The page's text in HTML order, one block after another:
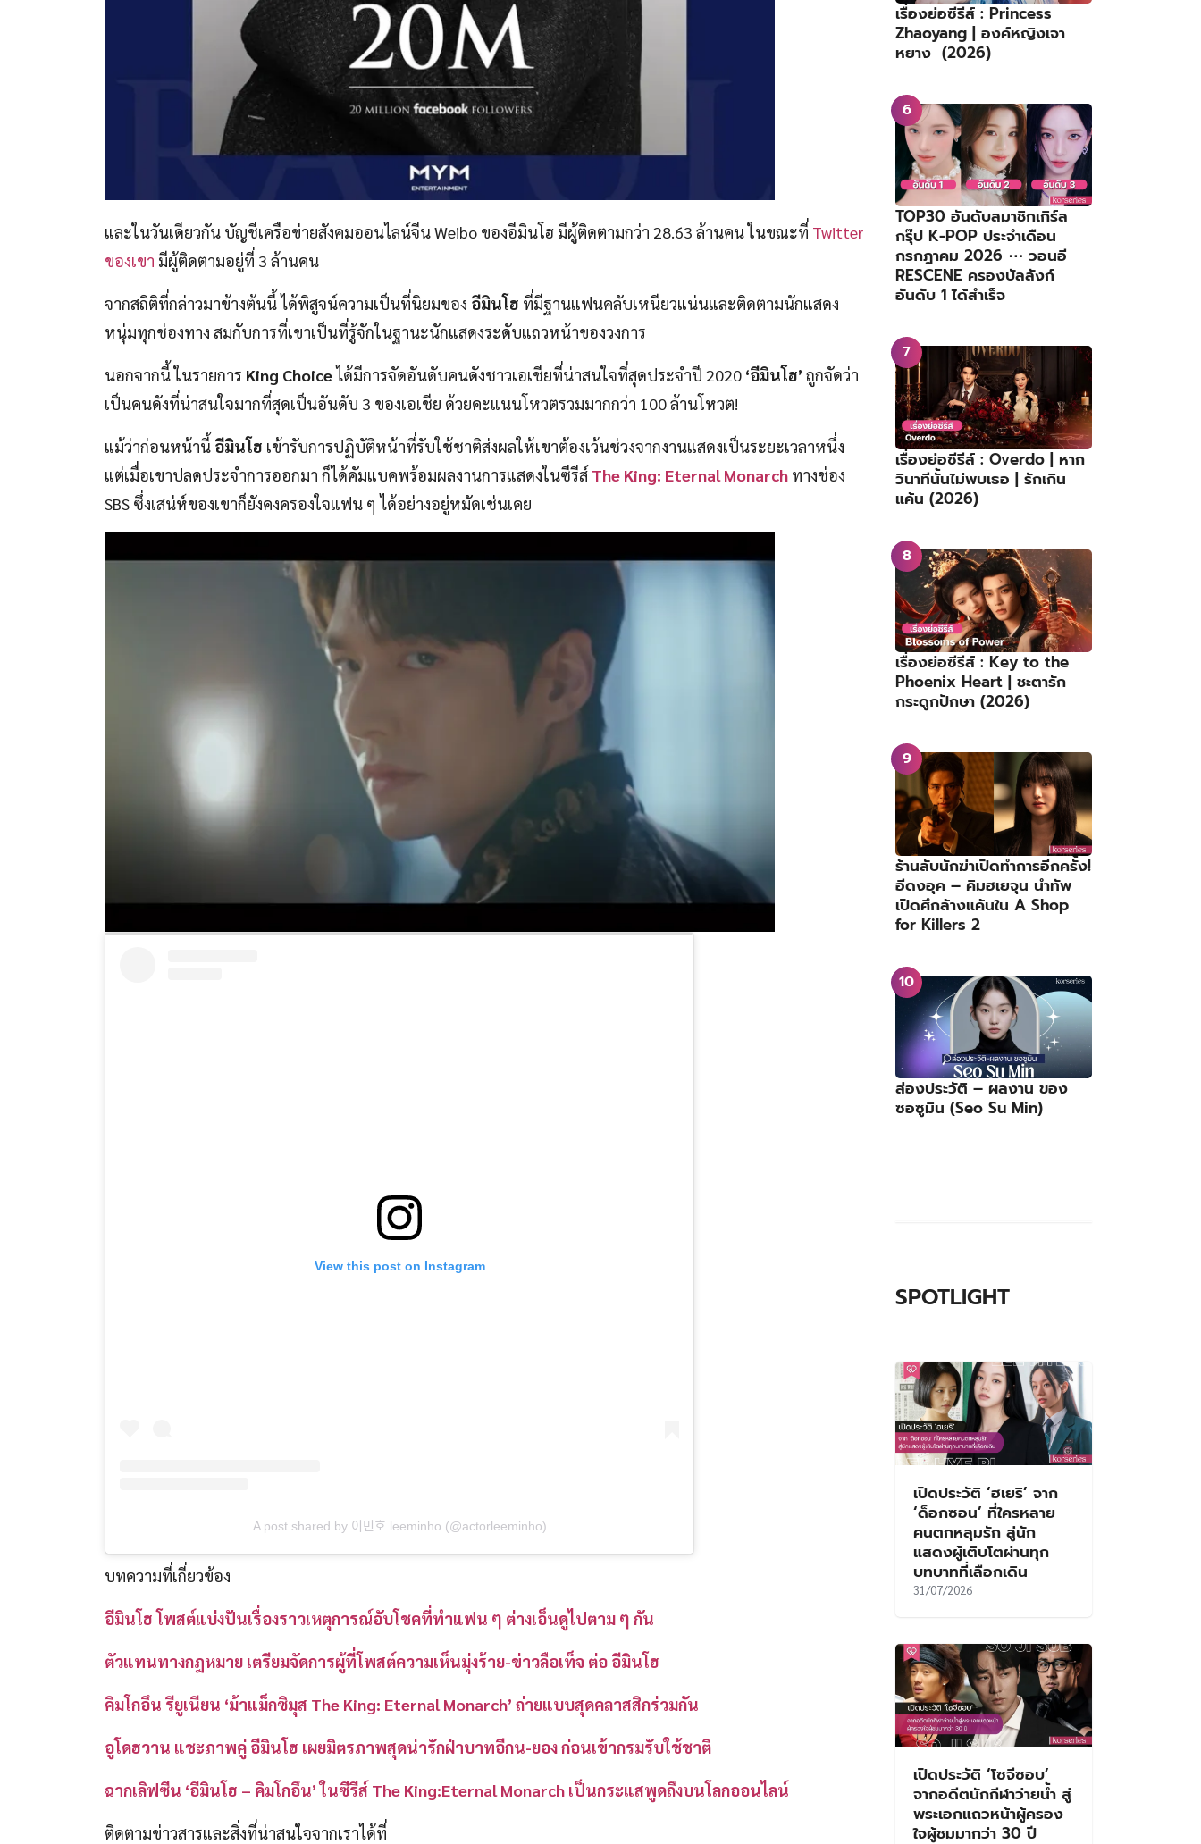
และในวันเดียวกัน บัญชีเครือข่ายสังคมออนไลน์จีน Weibo ของอีมินโฮ มีผู้ติดตามกว่า 28.63 ล้านคน ในขณะที่ Twitter
ของเขา มีผู้ติดตามอยู่ที่ 3 ล้านคน
จากสถิติที่กล่าวมาข้างต้นนี้ ได้พิสูจน์ความเป็นที่นิยมของ อีมินโฮ ที่มีฐานแฟนคลับเหนียวแน่นและติดตามนักแสดง
หนุ่มทุกช่องทาง สมกับการที่เขาเป็นที่รู้จักในฐานะนักแสดงระดับแถวหน้าของวงการ
นอกจากนี้ ในรายการ King Choiceได้มีการจัดอันดับคนดังชาวเอเชียที่น่าสนใจที่สุดประจำปี 2020 ‘อีมินโฮ’ ถูกจัดว่า
เป็นคนดังที่น่าสนใจมากที่สุดเป็นอันดับ 3 ของเอเชีย ด้วยคะแนนโหวตรวมมากกว่า 100 ล้านโหวต!
แม้ว่าก่อนหน้านี้ อีมินโฮ เข้ารับการปฏิบัติหน้าที่รับใช้ชาติส่งผลให้เขาต้องเว้นช่วงจากงานแสดงเป็นระยะเวลาหนึ่ง
แต่เมื่อเขาปลดประจำการออกมา ก็ได้คัมแบคพร้อมผลงานการแสดงในซีรีส์ The King: Eternal Monarch ทางช่อง
SBS ซึ่งเสน่ห์ของเขาก็ยังคงครองใจแฟน ๆ ได้อย่างอยู่หมัดเช่นเคย
View this post on Instagram
A post shared by 이민호 leeminho (@actorleeminho)
บทความที่เกี่ยวข้อง
อีมินโฮ โพสต์แบ่งปันเรื่องราวเหตุการณ์อับโชคที่ทำแฟน ๆ ต่างเอ็นดูไปตาม ๆ กัน
ตัวแทนทางกฎหมาย เตรียมจัดการผู้ที่โพสต์ความเห็นมุ่งร้าย-ข่าวลือเท็จ ต่อ อีมินโฮ
คิมโกอึน รียูเนียน ‘ม้าแม็กซิมุส The King: Eternal Monarch’ ถ่ายแบบสุดคลาสสิกร่วมกัน
อูโดฮวาน แชะภาพคู่ อีมินโฮ เผยมิตรภาพสุดน่ารักฝ่าบาทอีกน-ยอง ก่อนเข้ากรมรับใช้ชาติ
ฉากเลิฟซีน ‘อีมินโฮ – คิมโกอึน’ ในซีรีส์ The King:Eternal Monarch เป็นกระแสพูดถึงบนโลกออนไลน์
ติดตามข่าวสารและสิ่งที่น่าสนใจจากเราได้ที่
เรื่องย่อซีรีส์ : Princess
Zhaoyang | องค์หญิงเจา
หยาง (2026)
TOP30 อันดับสมาชิกเกิร์ล
กรุ๊ป K-POP ประจำเดือน
กรกฎาคม 2026 ⋯ วอนอี
RESCENE ครองบัลลังก์
อันดับ 1 ได้สำเร็จ
เรื่องย่อซีรีส์ : Overdo | หาก
วินาทีนั้นไม่พบเธอ | รักเกิน
แค้น (2026)
เรื่องย่อซีรีส์ : Key to the
Phoenix Heart | ชะตารัก
กระดูกปักษา (2026)
ร้านลับนักฆ่าเปิดทำการอีกครั้ง!
อีดงอุค – คิมฮเยจุน นำทัพ
เปิดศึกล้างแค้นใน A Shop
for Killers 2
ส่องประวัติ – ผลงาน ของ
ซอซูมิน (Seo Su Min)
SPOTLIGHT
เปิดประวัติ ‘ฮเยริ’ จาก
‘ด็อกซอน’ ที่ใครหลาย
คนตกหลุมรัก สู่นัก
แสดงผู้เติบโตผ่านทุก
บทบาทที่เลือกเดิน
31/07/2026
เปิดประวัติ ‘โซจีซอบ’
จากอดีตนักกีฬาว่ายน้ำ สู่
พระเอกแถวหน้าผู้ครอง
ใจผู้ชมมากว่า 30 ปี